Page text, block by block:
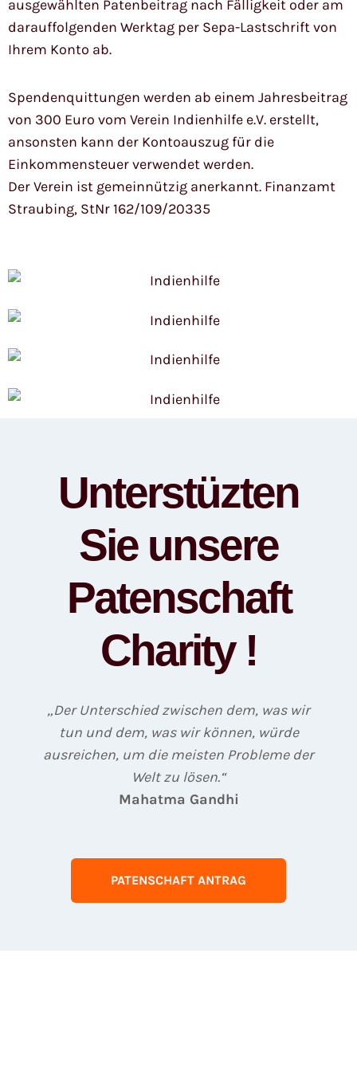
ausgewählten Patenbeitrag nach Fälligkeit oder am
darauffolgenden Werktag per Sepa-Lastschrift von
Ihrem Konto ab.
Spendenquittungen werden ab einem Jahresbeitrag
von 300 Euro vom Verein Indienhilfe e.V. erstellt,
ansonsten kann der Kontoauszug für die
Einkommensteuer verwendet werden.
Der Verein ist gemeinnützig anerkannt. Finanzamt
Straubing, StNr 162/109/20335
Unterstüzten
Sie unsere
Patenschaft
Charity !
„Der Unterschied zwischen dem, was wir
tun und dem, was wir können, würde
ausreichen, um die meisten Probleme der
Welt zu lösen.“
Mahatma Gandhi
PATENSCHAFT ANTRAG